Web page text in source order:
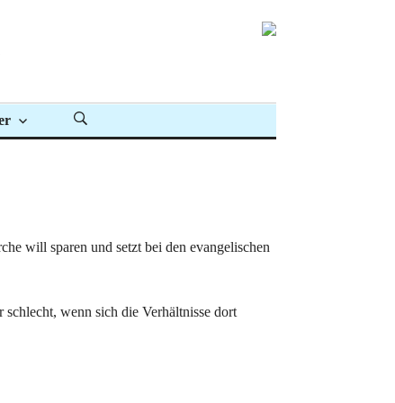
will sparen und setzt bei den evangelischen
wenn sich die Verhältnisse dort